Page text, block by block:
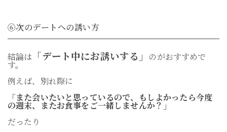
⑥次のデートへの誘い方
結論は 「デート中にお誘いする」 のがおすすめで
す。
例えば、別れ際に
「また会いたいと思っているので、もしよかったら今度
の週末、またお食事をご一緒しませんか？」
だったり